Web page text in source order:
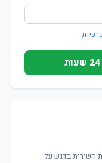
השירות בדגש על